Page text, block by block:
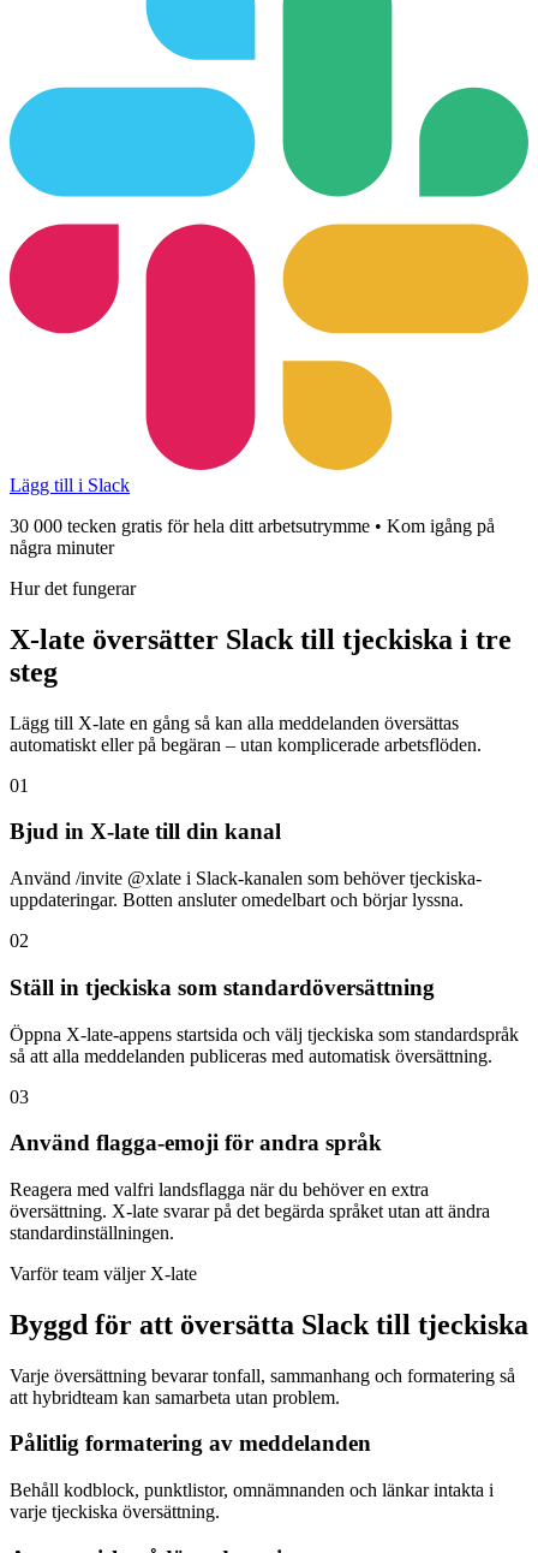
Lägg till i Slack
30 000 tecken gratis för hela ditt arbetsutrymme • Kom igång på
några minuter
Hur det fungerar
X-late översätter Slack till tjeckiska i tre
steg
Lägg till X-late en gång så kan alla meddelanden översättas
automatiskt eller på begäran – utan komplicerade arbetsflöden.
01
Bjud in X-late till din kanal
Använd /invite @xlate i Slack-kanalen som behöver tjeckiska-
uppdateringar. Botten ansluter omedelbart och börjar lyssna.
02
Ställ in tjeckiska som standardöversättning
Öppna X-late-appens startsida och välj tjeckiska som standardspråk
så att alla meddelanden publiceras med automatisk översättning.
03
Använd flagga-emoji för andra språk
Reagera med valfri landsflagga när du behöver en extra
översättning. X-late svarar på det begärda språket utan att ändra
standardinställningen.
Varför team väljer X-late
Byggd för att översätta Slack till tjeckiska
Varje översättning bevarar tonfall, sammanhang och formatering så
att hybridteam kan samarbeta utan problem.
Pålitlig formatering av meddelanden
Behåll kodblock, punktlistor, omnämnanden och länkar intakta i
varje tjeckiska översättning.